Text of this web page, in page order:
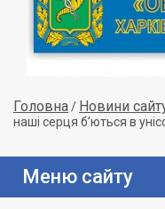
Головна/ Новини
наші серця б’ються в
Меню сайту